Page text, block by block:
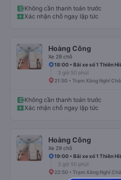
Không cần thanh toán trước
Xác nhận chỗ ngay lập tức
Hoàng Công
Xe 29 chỗ
18:00 • Bãi xe số 1 Thiên
3 giờ 50 phút
21:50 • Trạm Xăng Nghỉ
Không cần thanh toán trước
Xác nhận chỗ ngay lập tức
Hoàng Công
Xe 29 chỗ
19:00 • Bãi xe số 1 Thiên
3 giờ 50 phút
22:50 • Trạm Xăng Nghỉ